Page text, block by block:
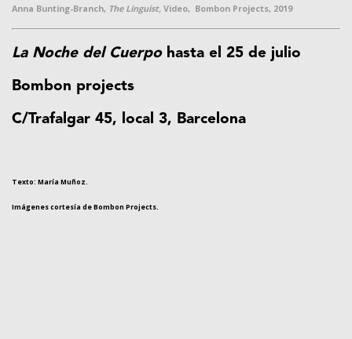
Anna Bunting-Branch, The Linguist, Video, Bombon Projects, 2019
La Noche del Cuerpohasta el 25 de julio
Bombon projects
C/Trafalgar 45, local 3, Barcelona
Texto: María Muñoz.
Imágenes cortesía de Bombon Projects.